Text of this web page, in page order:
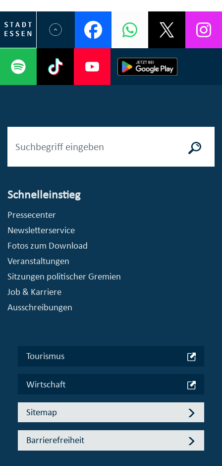
Schnelleinstieg
Pressecenter
Newsletterservice
Fotos zum Download
Veranstaltungen
Sitzungen politischer Gremien
Job & Karriere
Ausschreibungen
Tourismus
Wirtschaft
Sitemap
Barrierefreiheit